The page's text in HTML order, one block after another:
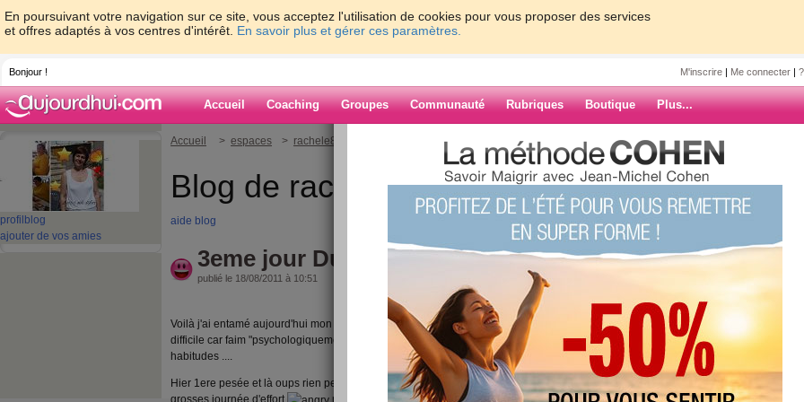
En poursuivant votre navigation sur ce site, vous acceptez l'utilisation de cookies pour vous proposer des services
et offres adaptés à vos centres d'intérêt. En savoir plus et gérer ces paramètres.
Bonjour ! M'inscrire | Me connecter |
Accueil Coaching Groupes Communauté Rubriques Boutique Plus...
profil blog
ajouter de vos amies
Accueil > espaces > rachele88
Blog de rachele88
aide blog
3eme jour Dudu
publié le 18/08/2011 à 10:51
Voilà j'ai entamé aujourd'hui mon 3eme jour de la reprise de Dukan , 1er jour
difficile car faim "psychologiquement " et difficile de ne pas ceder aux vieilles
habitudes ....
Hier 1ere pesée et là oups rien perdu même pas 100 petits grammes apres une
grosses journée d'effort
mais comme je connais bien le régime Dudu je
ARCHIVES